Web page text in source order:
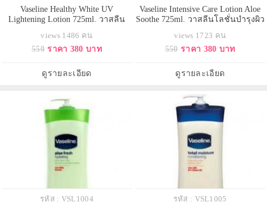
Vaseline Healthy White UV
Lightening Lotion 725ml. วาสลีน
เทคโนโลยีSkin Illuminating
Mineralsช่วยกระจายแสงบนผิวทำให้
ผิวสำหรับผิวคล้ำสีผิวไม่สม่ำเสมอ
หรือมีจุดด่างดำช่วยให้ผิวดูกระจ่าง
views 1486 คน
550 ราคา 380 บาท
ดูรายละเอียด
Vaseline Intensive Care Lotion Aloe
Soothe 725ml. วาสลีนโลชั่นบำรุงผิว
อเมริกา อุดมด้วยสารสกัดจากว่าน
หางจระเข้บริสุทธิ์ ช่วยฟื้นบำรุงผิว
ชุ่มชื้นตลอดวัน บรรเทาอาการแห้ง
กร้านของผิวจา
views 1723 คน
550 ราคา 380 บาท
ดูรายละเอียด
รหัส : VSL1004
รหัส : VSL1005